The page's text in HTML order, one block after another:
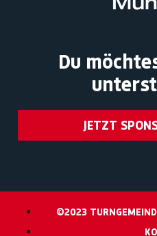
Du
JETZT
©2023